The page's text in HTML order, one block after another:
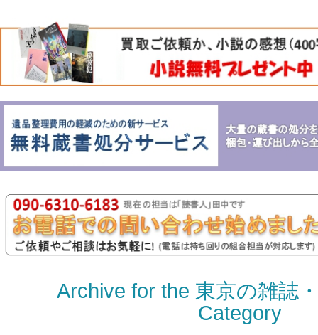
Archive for the 東京の雑誌
Category